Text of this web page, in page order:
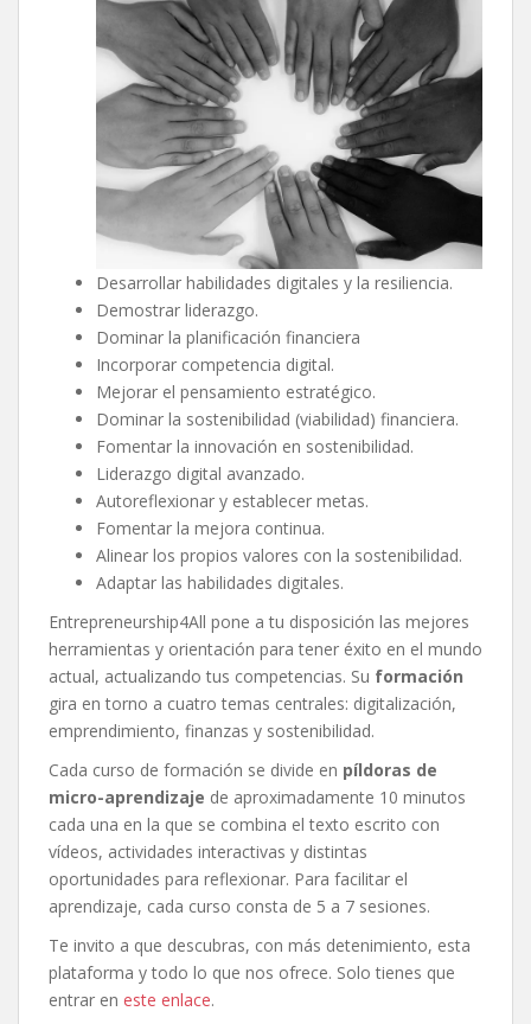
Desarrollar habilidades digitales y la resiliencia.
Demostrar liderazgo.
Dominar la planificación financiera
Incorporar competencia digital.
Mejorar el pensamiento estratégico.
Dominar la sostenibilidad (viabilidad) financiera.
Fomentar la innovación en sostenibilidad.
Liderazgo digital avanzado.
Autoreflexionar y establecer metas.
Fomentar la mejora continua.
Alinear los propios valores con la sostenibilidad.
Adaptar las habilidades digitales.
Entrepreneurship4All pone a tu disposición las mejores
herramientas y orientación para tener éxito en el mundo
actual, actualizando tus competencias. Su formación
gira en torno a cuatro temas centrales: digitalización,
emprendimiento, finanzas y sostenibilidad.
Cada curso de formación se divide en píldoras de
micro-aprendizaje de aproximadamente 10 minutos
cada una en la que se combina el texto escrito con
vídeos, actividades interactivas y distintas
oportunidades para reflexionar. Para facilitar el
aprendizaje, cada curso consta de 5 a 7 sesiones.
Te invito a que descubras, con más detenimiento, esta
plataforma y todo lo que nos ofrece. Solo tienes que
entrar en este enlace.